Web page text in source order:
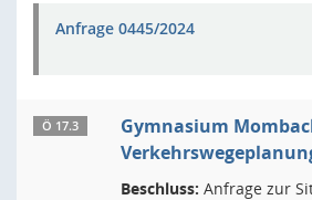
Anfrage 0445/2024
Ö 17.3
Gymnasium
Beschluss: Anfrage zur